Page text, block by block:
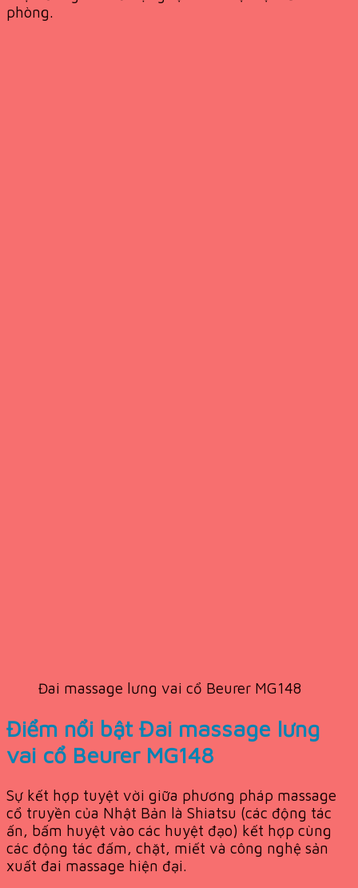
phòng.
Đai massage lưng vai cổ Beurer MG148
Điểm nổi bật Đai massage lưng
vai cổ Beurer MG148
Sự kết hợp tuyệt vời giữa phương pháp massage
cổ truyền của Nhật Bản là Shiatsu (các động tác
ấn, bấm huyệt vào các huyệt đạo) kết hợp cùng
các động tác đấm, chặt, miết và công nghệ sản
xuất đai massage hiện đại.